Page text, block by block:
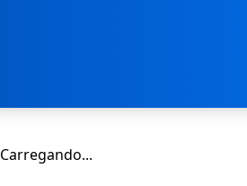
Carregando...